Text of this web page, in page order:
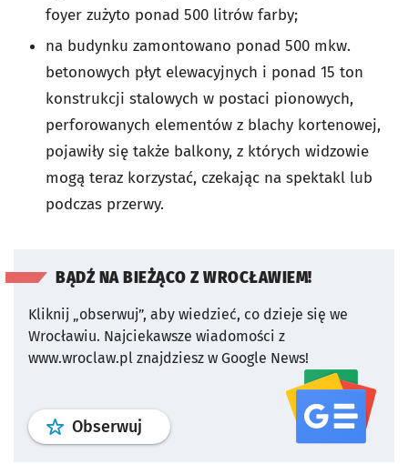
foyer zużyto ponad 500 litrów farby;
na budynku zamontowano ponad 500 mkw.
betonowych płyt elewacyjnych i ponad 15 ton
konstrukcji stalowych w postaci pionowych,
perforowanych elementów z blachy kortenowej,
pojawiły się także balkony, z których widzowie
mogą teraz korzystać, czekając na spektakl lub
podczas przerwy.
BĄDŹ NA BIEŻĄCO Z WROCŁAWIEM!
Kliknij „obserwuj”, aby wiedzieć, co dzieje się we
Wrocławiu. Najciekawsze wiadomości z
www.wroclaw.pl znajdziesz w Google News!
Obserwuj profil serwisu